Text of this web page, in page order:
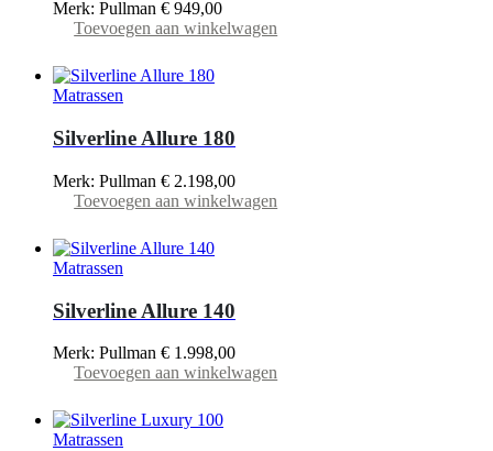
Merk: Pullman € 949,00
Toevoegen aan winkelwagen
Matrassen
Silverline Allure 180
Merk: Pullman € 2.198,00
Toevoegen aan winkelwagen
Matrassen
Silverline Allure 140
Merk: Pullman € 1.998,00
Toevoegen aan winkelwagen
Matrassen